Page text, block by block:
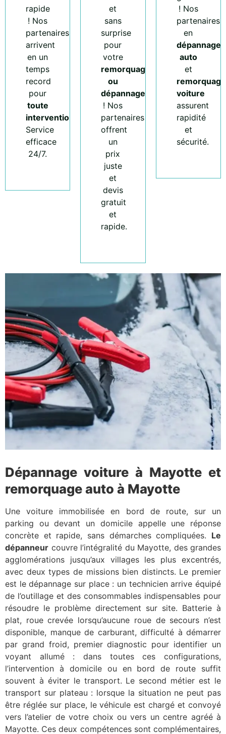
rapide
! Nos
partenaires
arrivent
en un
temps
record
pour
toute
intervention
Service
efficace
24/7.
et
sans
surprise
pour
votre
remorquage
ou
dépannage
! Nos
partenaires
offrent
un
prix
juste
et
devis
gratuit
et
rapide.
! Nos
partenaires
en
dépannage
auto
et
remorquage
voiture
assurent
rapidité
et
sécurité.
Dépannage voiture à Mayotte et
remorquage auto à Mayotte
Une voiture immobilisée en bord de route, sur un
parking ou devant un domicile appelle une réponse
concrète et rapide, sans démarches compliquées. Le
dépanneur couvre l’intégralité du Mayotte, des grandes
agglomérations jusqu’aux villages les plus excentrés,
avec deux types de missions bien distincts. Le premier
est le dépannage sur place : un technicien arrive équipé
de l’outillage et des consommables indispensables pour
résoudre le problème directement sur site. Batterie à
plat, roue crevée lorsqu’aucune roue de secours n’est
disponible, manque de carburant, difficulté à démarrer
par grand froid, premier diagnostic pour identifier un
voyant allumé : dans toutes ces configurations,
l’intervention à domicile ou en bord de route suffit
souvent à éviter le transport. Le second métier est le
transport sur plateau : lorsque la situation ne peut pas
être réglée sur place, le véhicule est chargé et convoyé
vers l’atelier de votre choix ou vers un centre agréé à
Mayotte. Ces deux compétences sont complémentaires,